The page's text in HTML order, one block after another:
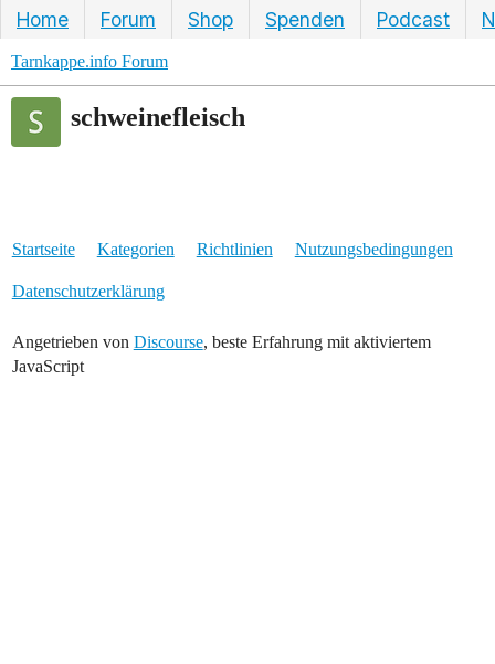
Home Forum Shop Spenden Podcast
Tarnkappe.info Forum
schweinefleisch
Startseite Kategorien Richtlinien Nutzungsbedingungen
Datenschutzerklärung
Angetrieben von Discourse, beste Erfahrung mit aktiviertem
JavaScript